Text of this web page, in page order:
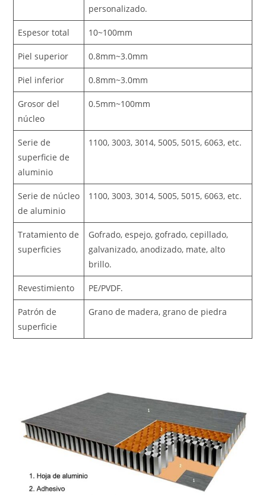
personalizado.
Espesor total 10~100mm
Piel superior 0.8mm~3.0mm
Piel inferior 0.8mm~3.0mm
Grosor del
núcleo
0.5mm~100mm
Serie de
superficie de
aluminio
1100, 3003, 3014, 5005, 5015, 6063, etc.
Serie de núcleo
de aluminio
1100, 3003, 3014, 5005, 5015, 6063, etc.
Tratamiento de
superficies
Gofrado, espejo, gofrado, cepillado,
galvanizado, anodizado, mate, alto
brillo.
Revestimiento PE/PVDF.
Patrón de
superficie
Grano de madera, grano de piedra